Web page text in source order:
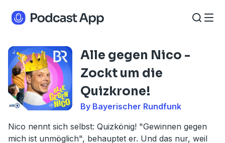
Alle gegen Nico -
Zockt um die
Quizkrone!
By Bayerischer Rundfunk
Nico nennt sich selbst: Quizkönig! "Gewinnen gegen
mich ist unmöglich", behauptet er. Und das nur, weil